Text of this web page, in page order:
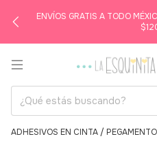
ENVÍOS GRATIS A TODO
ADHESIVOS EN CINTA /